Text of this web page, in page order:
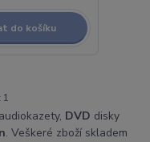
do košíku
1
audiokazety, DVD disky
. Veškeré zboží skladem